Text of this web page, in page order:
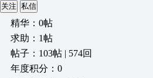
关注 私信
精华：0帖
求助：1帖
帖子：103帖 | 574回
年度积分：0